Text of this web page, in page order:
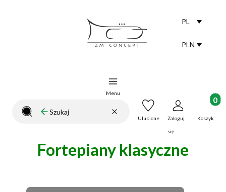
PL
PLN
Menu
Zamknij wyszukiwarkęWyczyść
Szukaj Ulubione Zaloguj
się
Koszyk
Fortepiany klasyczne